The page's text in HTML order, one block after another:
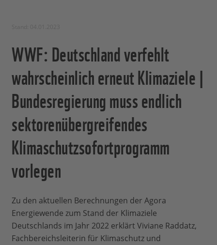
WWF: Deutschland verfehlt
wahrscheinlich erneut Klimaziele |
Bundesregierung muss endlich
sektorenübergreifendes
Klimaschutzsofortprogramm
vorlegen
Zu den aktuellen Berechnungen der Agora
Energiewende zum Stand der Klimaziele
Deutschlands im Jahr 2022 erklärt Viviane Raddatz,
Fachbereichsleiterin für Klimaschutz und